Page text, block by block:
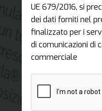
UE 679/2016, si
dei dati forniti nel
finalizzato per i
di comunicazioni di
commerciale